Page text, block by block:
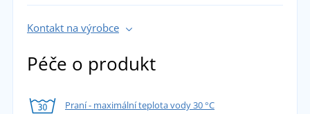
Kontakt na výrobce
Péče o produkt
Praní - maximální teplota vody 30 °C